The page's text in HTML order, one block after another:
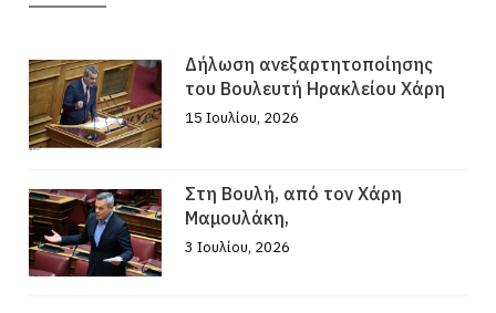
Δήλωση ανεξαρτητοποίησης
του Βουλευτή Ηρακλείου Χάρη
15 Ιουλίου, 2026
Στη Βουλή, από τον Χάρη
Μαμουλάκη,
3 Ιουλίου, 2026